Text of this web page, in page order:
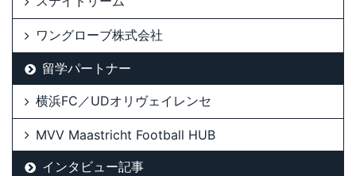
ワングローブ株式会社
留学パートナー
横浜FC／UDオリヴェイレンセ
MVV Maastricht Football HUB
インタビュー記事